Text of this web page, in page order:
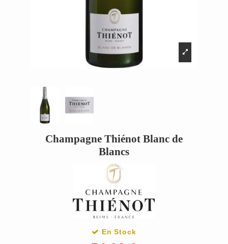
Champagne Thiénot Blanc de
Blancs
En Stock